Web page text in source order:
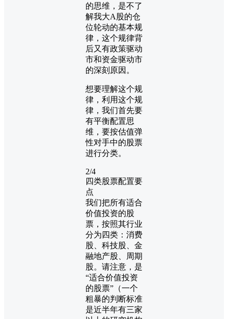
的思维，是不了
解我大A股的仓
位轮动的基本规
律，这个规律背
后又有政策驱动
市和资金驱动市
的深刻原因。
想要理解这个规
律，利用这个规
律，我们首先要
有平衡配置思
维，要按估值弹
性对手中的股票
进行分类。
2/4
四类股票配置要
点
我们把所有适合
价值投资的股
票，按照其行业
分为四类：消费
股、科技股、金
融地产股、周期
股。请注意，是
“适合价值投资
的股票”（一个
粗暴的判断标准
是近半年有三家